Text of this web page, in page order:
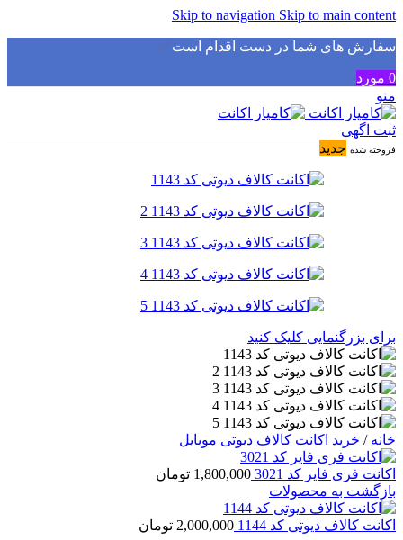
Skip to navigation Skip to main content
سفارش های شما در دست اقدام است✅
0 مورد
منو
ثبت اگهی
فروخته شده جدید
برای بزرگنمایی کلیک کنید
خانه/ خرید اکانت کالاف دیوتی موبایل
اکانت فری فایر کد 3021 1,800,000 تومان
بازگشت به محصولات
اکانت کالاف دیوتی کد 1144 2,000,000 تومان